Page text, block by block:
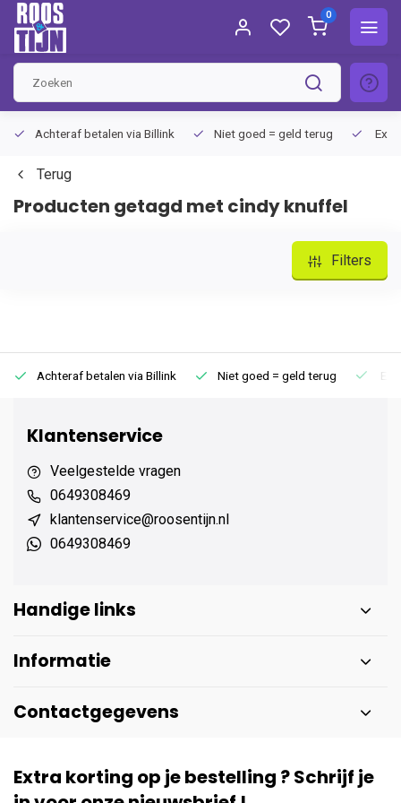
0
Achteraf betalen via Billink Niet goed = geld terug
Terug
Producten getagd met cindy knuffel
Filters
Achteraf betalen via Billink Niet goed = geld terug
Klantenservice
Veelgestelde vragen
0649308469
klantenservice@roosentijn.nl
0649308469
Handige links
Informatie
Contactgegevens
Extra korting op je bestelling ? Schrijf je